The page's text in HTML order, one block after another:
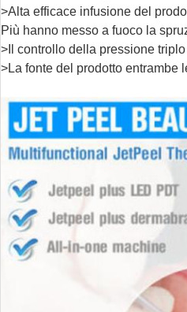
>Alta efficace infusione del
Più hanno messo a fuoco la
>Il controllo della pressione
>La fonte del prodotto entrambe